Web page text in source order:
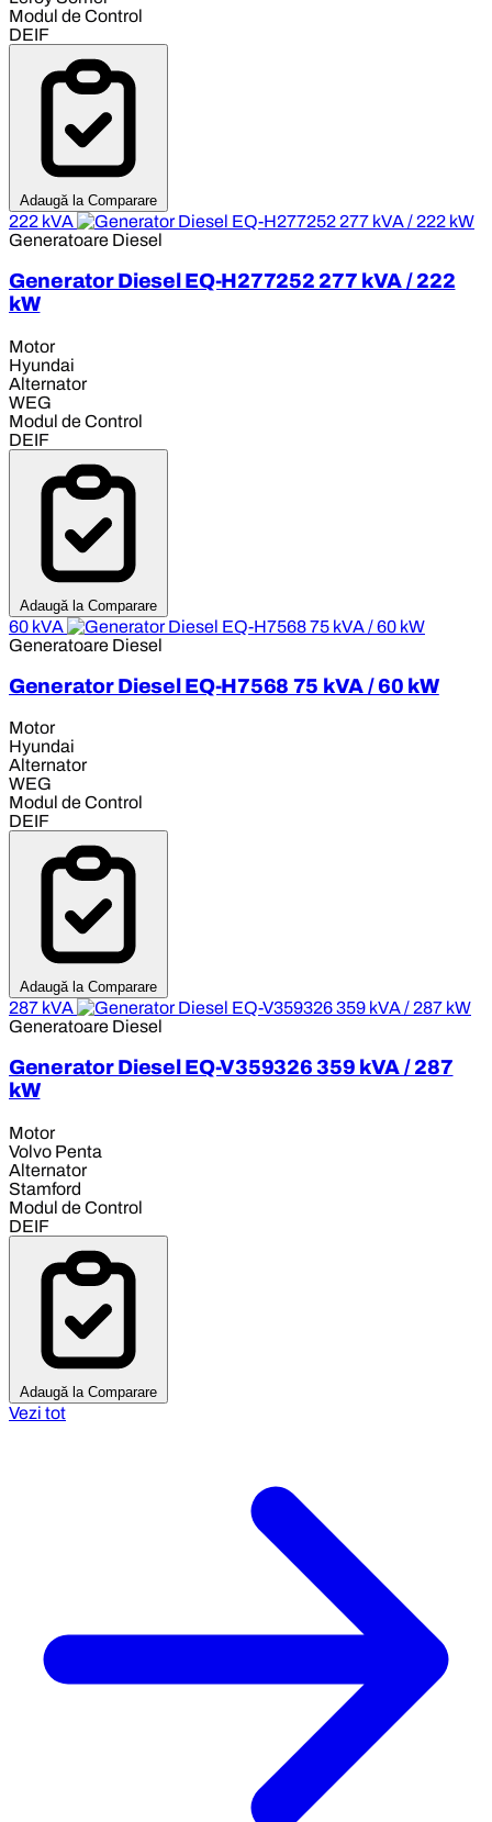
Modul de Control
DEIF
Adaugă la Comparare
222 kVA
Generatoare Diesel
Generator Diesel EQ-H277252 277 kVA / 222
kW
Motor
Hyundai
Alternator
WEG
Modul de Control
DEIF
Adaugă la Comparare
60 kVA
Generatoare Diesel
Generator Diesel EQ-H7568 75 kVA / 60 kW
Motor
Hyundai
Alternator
WEG
Modul de Control
DEIF
Adaugă la Comparare
287 kVA
Generatoare Diesel
Generator Diesel EQ-V359326 359 kVA / 287
kW
Motor
Volvo Penta
Alternator
Stamford
Modul de Control
DEIF
Adaugă la Comparare
Vezi tot